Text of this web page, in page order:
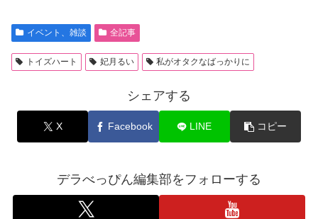
イベント、雑談 全記事
トイズハート 妃月るい 私がオタクなばっかりに
シェアする
X Facebook LINE コピー
デラべっぴん編集部をフォローする